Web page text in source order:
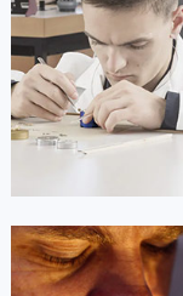
凯罗尔·切尔西
资深理查德米勒技师